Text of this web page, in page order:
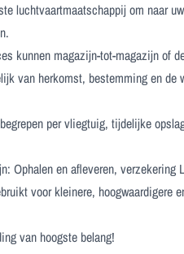
luchtvaartmaatschappij om naar uw
kunnen magazijn-tot-magazijn of
van herkomst, bestemming en de
per vliegtuig, tijdelijke
Ophalen en afleveren, verzekering
voor kleinere, hoogwaardigere
van hoogste belang!